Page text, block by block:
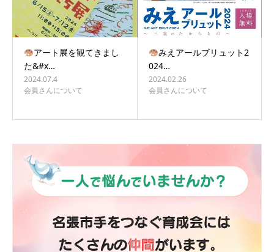
アート展を観てきまし
た&#x…
2024.07.4
会員さんについて
みえアールブリュット2
024…
2024.02.26
会員さんについて